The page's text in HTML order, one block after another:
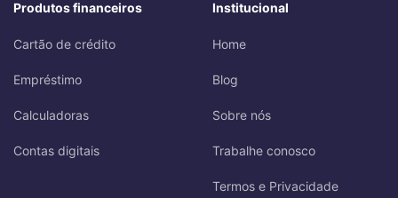
Produtos financeiros
Cartão de crédito
Empréstimo
Calculadoras
Contas digitais
Institucional
Home
Blog
Sobre nós
Trabalhe conosco
Termos e Privacidade